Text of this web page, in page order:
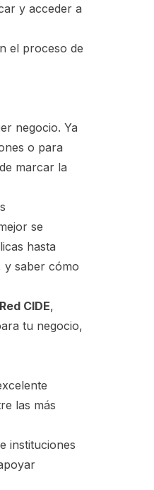
y acceder a
el proceso de
negocio. Ya
o para
marcar la
se
hasta
y saber cómo
Red CIDE,
tu negocio,
las más
instituciones